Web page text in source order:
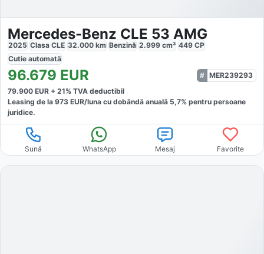
Mercedes-Benz CLE 53 AMG
2025 Clasa CLE 32.000 km Benzină 2.999 cm³ 449 CP
Cutie automată
96.679 EUR
MER239293
79.900 EUR + 21% TVA deductibil
Leasing de la 973 EUR/luna cu dobăndă anuală 5,7% pentru persoane
juridice.
Sună WhatsApp Mesaj Favorite